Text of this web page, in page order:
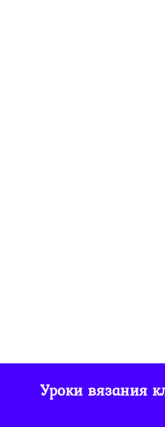
Уроки вязания